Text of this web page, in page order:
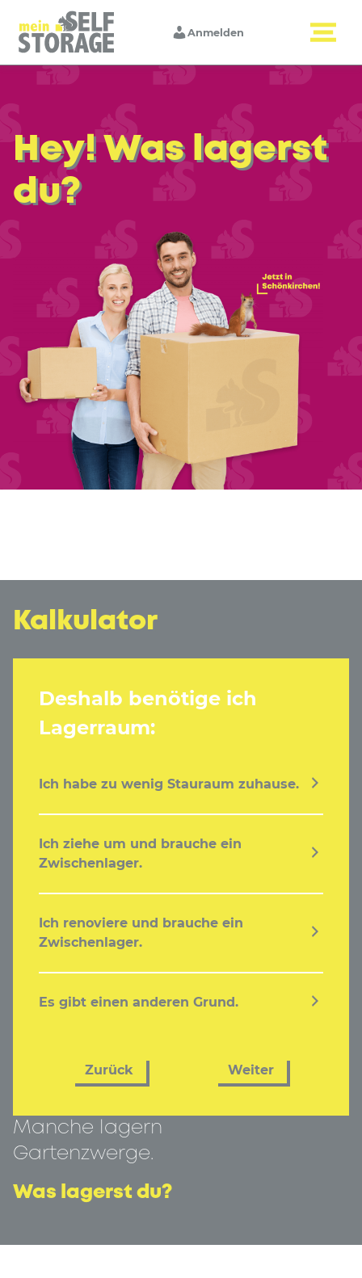
Anmelden
Hey! Was lagerst
du?
Kalkulator
Deshalb benötige ich
Lagerraum:
Ich habe zu wenig Stauraum zuhause.
Ich ziehe um und brauche ein
Zwischenlager.
Ich renoviere und brauche ein
Zwischenlager.
Es gibt einen anderen Grund.
Zurück Weiter
Manche lagern
Gartenzwerge.
Was lagerst du?